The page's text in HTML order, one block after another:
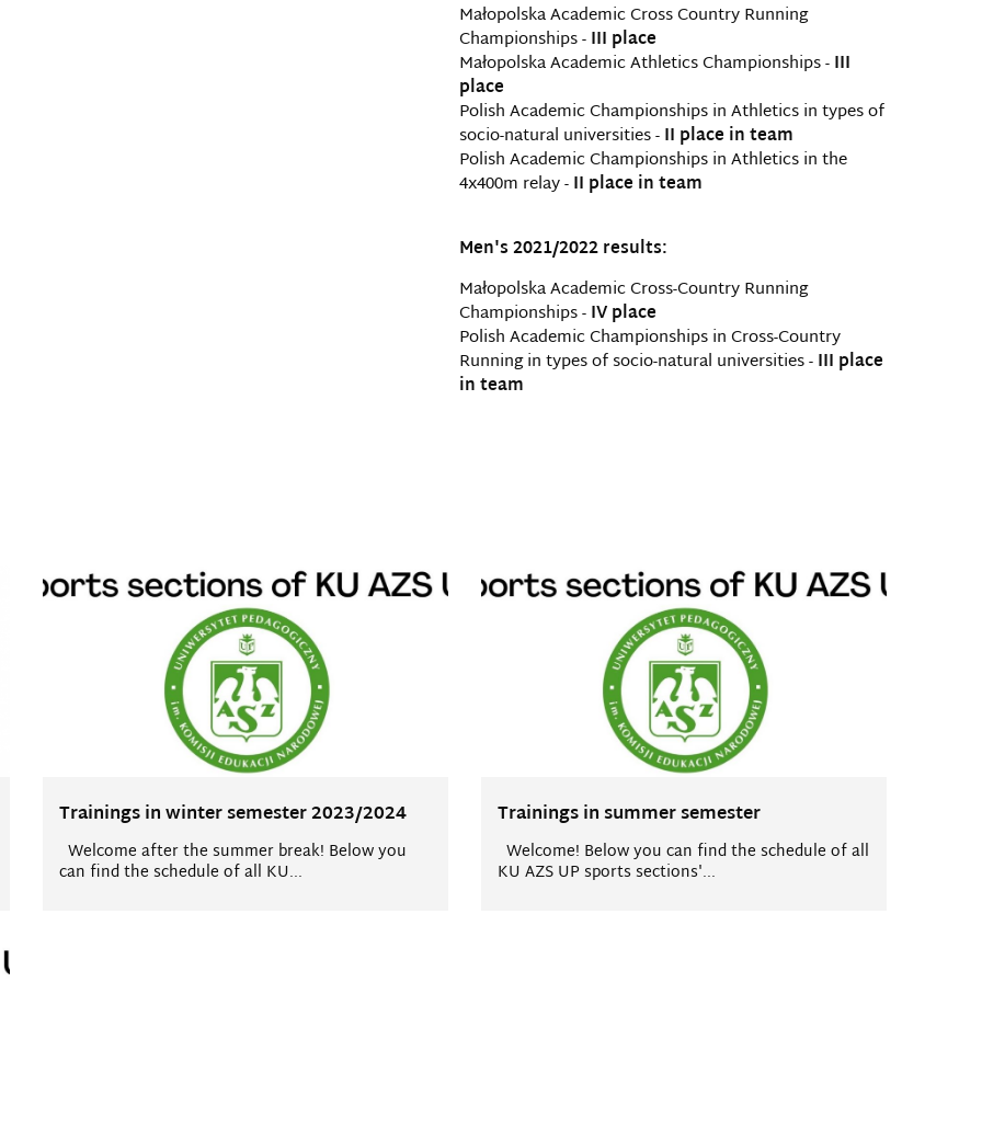
Małopolska Academic Cross Country Running
Championships -III place
Małopolska Academic Athletics Championships -III
place
Polish Academic Championships in Athletics in types of
socio-natural universities -II place in team
Polish Academic Championships in Athletics in the
4x400m relay -II place in team
Men's 2021/2022 results:
Małopolska Academic Cross-Country Running
Championships -IV place
Polish Academic Championships in Cross-Country
Running in types of socio-natural universities -III place
in team
Trainings in winter semester 2023/2024
Welcome after the summer break! Below you
can find the schedule of all KU...
Trainings in summer semester
Welcome! Below you can find the schedule of all
KU AZS UP sports sections'...